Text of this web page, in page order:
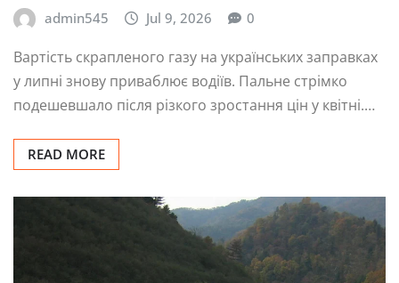
admin545 Jul 9, 2026 0
Вартість скрапленого газу на українських заправках
у липні знову приваблює водіїв. Пальне стрімко
подешевшало після різкого зростання цін у квітні.…
READ MORE